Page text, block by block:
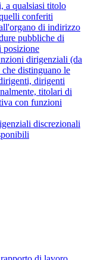
a qualsiasi titolo
conferiti
di indirizzo
pubbliche di
posizione
dirigenziali (da
distinguano le
dirigenti
titolari di
con funzioni
discrezionali